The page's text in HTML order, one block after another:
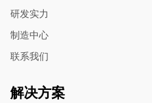
研发实力
制造中心
联系我们
解决方案